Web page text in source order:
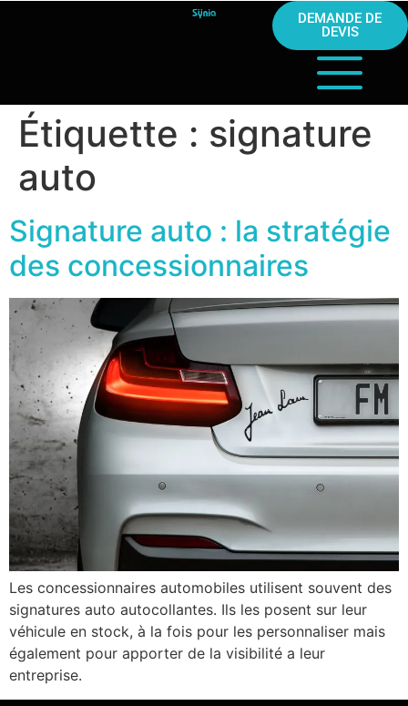
DEMANDE DE
DEVIS
Étiquette : signature
auto
Signature auto : la stratégie
des concessionnaires
Les concessionnaires automobiles utilisent souvent des
signatures auto autocollantes. Ils les posent sur leur
véhicule en stock, à la fois pour les personnaliser mais
également pour apporter de la visibilité a leur
entreprise.